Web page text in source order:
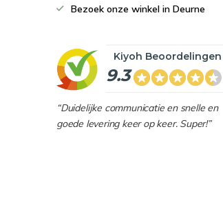
Bezoek onze winkel in Deurne
9.3
Kiyoh Beoordelingen
“Duidelijke communicatie en snelle en
goede levering keer op keer. Super!”